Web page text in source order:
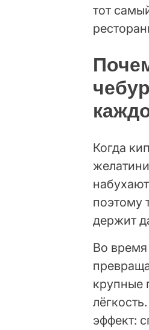
тот
Когда
поэтому
держит
Во время
крупные
эффект: